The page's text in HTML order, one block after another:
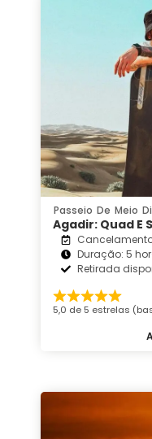
Passeio De Meio
Agadir: Quad E
Duração: 5
Retirada
5,0 de 5 estrelas